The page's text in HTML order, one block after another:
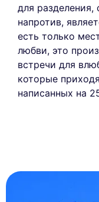
для
напротив,
есть только
любви, это
встречи для
которые
написанных на